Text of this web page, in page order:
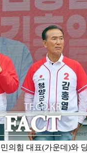
의힘 대표(가운데)와